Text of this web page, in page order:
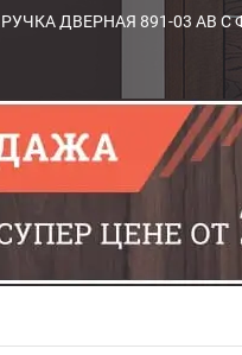
РУЧКА ДВЕРНАЯ 891-03 AB